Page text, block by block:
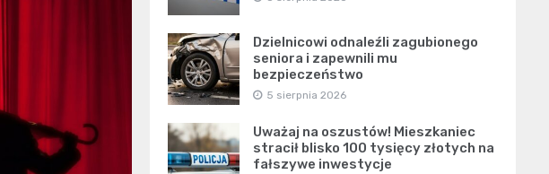
Dzielnicowi odnaleźli zagubionego
seniora i zapewnili mu
bezpieczeństwo
5 sierpnia 2026
Uważaj na oszustów! Mieszkaniec
stracił blisko 100 tysięcy złotych na
fałszywe inwestycje